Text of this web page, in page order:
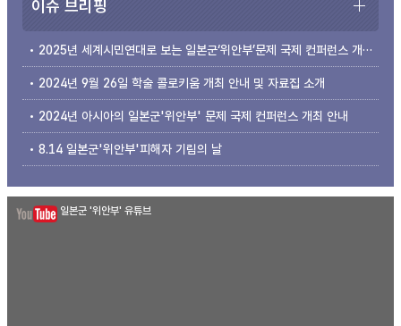
이슈 브리핑
2025년 세계시민연대로 보는 일본군‘위안부’문제 국제 컨퍼런스 개최 안내
2024년 9월 26일 학술 콜로키움 개최 안내 및 자료집 소개
2024년 아시아의 일본군'위안부' 문제 국제 컨퍼런스 개최 안내
8.14 일본군'위안부'피해자 기림의 날
일본군 '위안부' 유튜브